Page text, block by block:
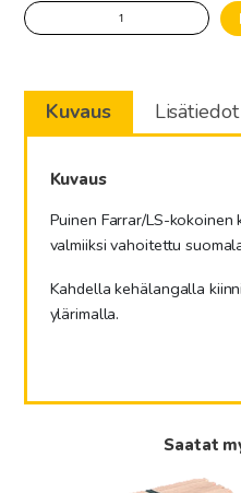
Kehälista
uusi
laatikossa
/
määrä
Kuvaus Lisätiedot
Kuvaus
Puinen Farrar/LS-
valmiiksi vahoitettu
Kahdella kehälangalla
ylärimalla.
Saatat